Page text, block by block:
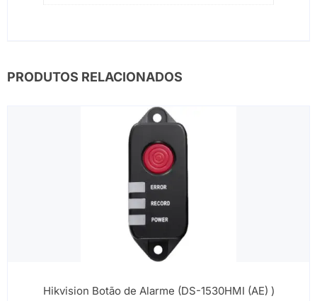
PRODUTOS RELACIONADOS
Hikvision Botão de Alarme (DS-1530HMI (AE) )